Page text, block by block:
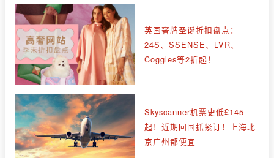
英国奢牌圣诞折扣盘点：
24S、SSENSE、LVR、
Coggles等2折起！
Skyscanner机票史低£145
起！近期回国抓紧订！上海北
京广州都便宜